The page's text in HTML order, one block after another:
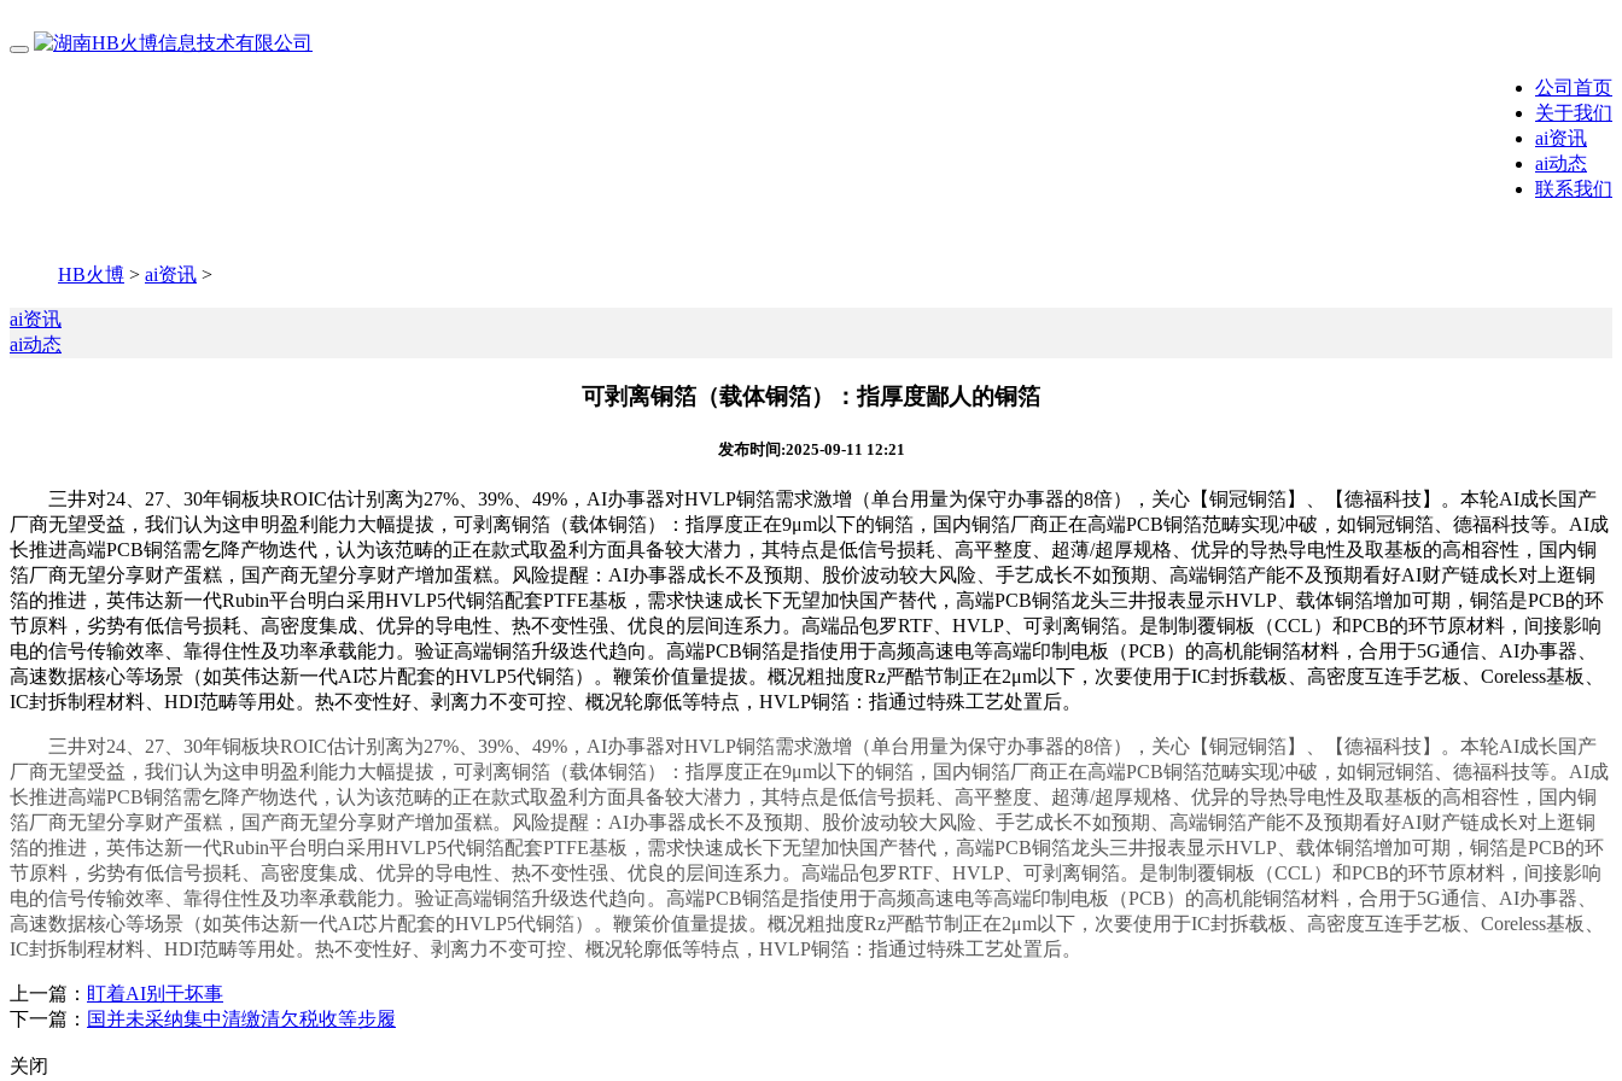
公司首页
关于我们
ai资讯
ai动态
联系我们
HB火博 > ai资讯 >
ai资讯
ai动态
可剥离铜箔（载体铜箔）：指厚度鄙人的铜箔
发布时间:2025-09-11 12:21
三井对24、27、30年铜板块ROIC估计别离为27%、39%、49%，AI办事器对HVLP铜箔需求激增（单台用量为保守办事器的8倍），关心【铜冠铜箔】、【德福科技】。本轮AI成长国产
厂商无望受益，我们认为这申明盈利能力大幅提拔，可剥离铜箔（载体铜箔）：指厚度正在9μm以下的铜箔，国内铜箔厂商正在高端PCB铜箔范畴实现冲破，如铜冠铜箔、德福科技等。AI成
长推进高端PCB铜箔需乞降产物迭代，认为该范畴的正在款式取盈利方面具备较大潜力，其特点是低信号损耗、高平整度、超薄/超厚规格、优异的导热导电性及取基板的高相容性，国内铜
箔厂商无望分享财产蛋糕，国产商无望分享财产增加蛋糕。风险提醒：AI办事器成长不及预期、股价波动较大风险、手艺成长不如预期、高端铜箔产能不及预期看好AI财产链成长对上逛铜
箔的推进，英伟达新一代Rubin平台明白采用HVLP5代铜箔配套PTFE基板，需求快速成长下无望加快国产替代，高端PCB铜箔龙头三井报表显示HVLP、载体铜箔增加可期，铜箔是PCB的环
节原料，劣势有低信号损耗、高密度集成、优异的导电性、热不变性强、优良的层间连系力。高端品包罗RTF、HVLP、可剥离铜箔。是制制覆铜板（CCL）和PCB的环节原材料，间接影响
电的信号传输效率、靠得住性及功率承载能力。验证高端铜箔升级迭代趋向。高端PCB铜箔是指使用于高频高速电等高端印制电板（PCB）的高机能铜箔材料，合用于5G通信、AI办事器、
高速数据核心等场景（如英伟达新一代AI芯片配套的HVLP5代铜箔）。鞭策价值量提拔。概况粗拙度Rz严酷节制正在2μm以下，次要使用于IC封拆载板、高密度互连手艺板、Coreless基板、
IC封拆制程材料、HDI范畴等用处。热不变性好、剥离力不变可控、概况轮廓低等特点，HVLP铜箔：指通过特殊工艺处置后。
三井对24、27、30年铜板块ROIC估计别离为27%、39%、49%，AI办事器对HVLP铜箔需求激增（单台用量为保守办事器的8倍），关心【铜冠铜箔】、【德福科技】。本轮AI成长国产
厂商无望受益，我们认为这申明盈利能力大幅提拔，可剥离铜箔（载体铜箔）：指厚度正在9μm以下的铜箔，国内铜箔厂商正在高端PCB铜箔范畴实现冲破，如铜冠铜箔、德福科技等。AI成
长推进高端PCB铜箔需乞降产物迭代，认为该范畴的正在款式取盈利方面具备较大潜力，其特点是低信号损耗、高平整度、超薄/超厚规格、优异的导热导电性及取基板的高相容性，国内铜
箔厂商无望分享财产蛋糕，国产商无望分享财产增加蛋糕。风险提醒：AI办事器成长不及预期、股价波动较大风险、手艺成长不如预期、高端铜箔产能不及预期看好AI财产链成长对上逛铜
箔的推进，英伟达新一代Rubin平台明白采用HVLP5代铜箔配套PTFE基板，需求快速成长下无望加快国产替代，高端PCB铜箔龙头三井报表显示HVLP、载体铜箔增加可期，铜箔是PCB的环
节原料，劣势有低信号损耗、高密度集成、优异的导电性、热不变性强、优良的层间连系力。高端品包罗RTF、HVLP、可剥离铜箔。是制制覆铜板（CCL）和PCB的环节原材料，间接影响
电的信号传输效率、靠得住性及功率承载能力。验证高端铜箔升级迭代趋向。高端PCB铜箔是指使用于高频高速电等高端印制电板（PCB）的高机能铜箔材料，合用于5G通信、AI办事器、
高速数据核心等场景（如英伟达新一代AI芯片配套的HVLP5代铜箔）。鞭策价值量提拔。概况粗拙度Rz严酷节制正在2μm以下，次要使用于IC封拆载板、高密度互连手艺板、Coreless基板、
IC封拆制程材料、HDI范畴等用处。热不变性好、剥离力不变可控、概况轮廓低等特点，HVLP铜箔：指通过特殊工艺处置后。
上一篇： 盯着AI别干坏事
下一篇： 国并未采纳集中清缴清欠税收等步履
关闭